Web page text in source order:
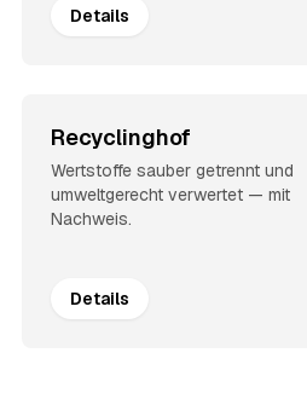
Details
Recyclinghof
Wertstoffe sauber getrennt und
umweltgerecht verwertet — mit
Nachweis.
Details